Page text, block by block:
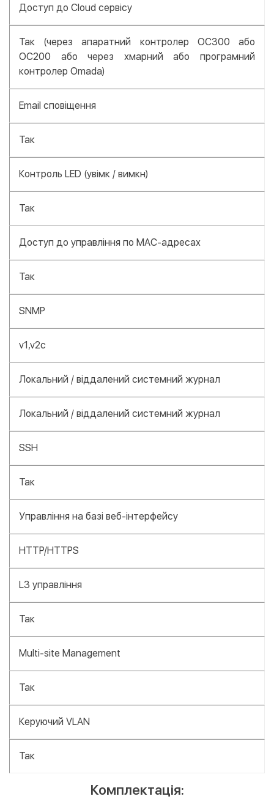
Доступ до Cloud сервісу
Так (через апаратний контролер OC300 або
OC200 або через хмарний або програмний
контролер Omada)
Email сповіщення
Так
Контроль LED (увімк / вимкн)
Так
Доступ до управління по MAC-адресах
Так
SNMP
v1,v2c
Локальний / віддалений системний журнал
Локальний / віддалений системний журнал
SSH
Так
Управління на базі веб-інтерфейсу
HTTP/HTTPS
L3 управління
Так
Multi-site Management
Так
Керуючий VLAN
Так
Комплектація: